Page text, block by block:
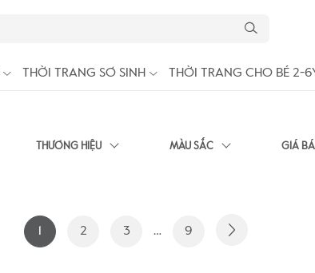
THỜI TRANG SƠ SINH THỜI TRANG CHO BÉ 2-
THƯƠNG HIỆU MÀU SẮC GIÁ
2 3 … 9